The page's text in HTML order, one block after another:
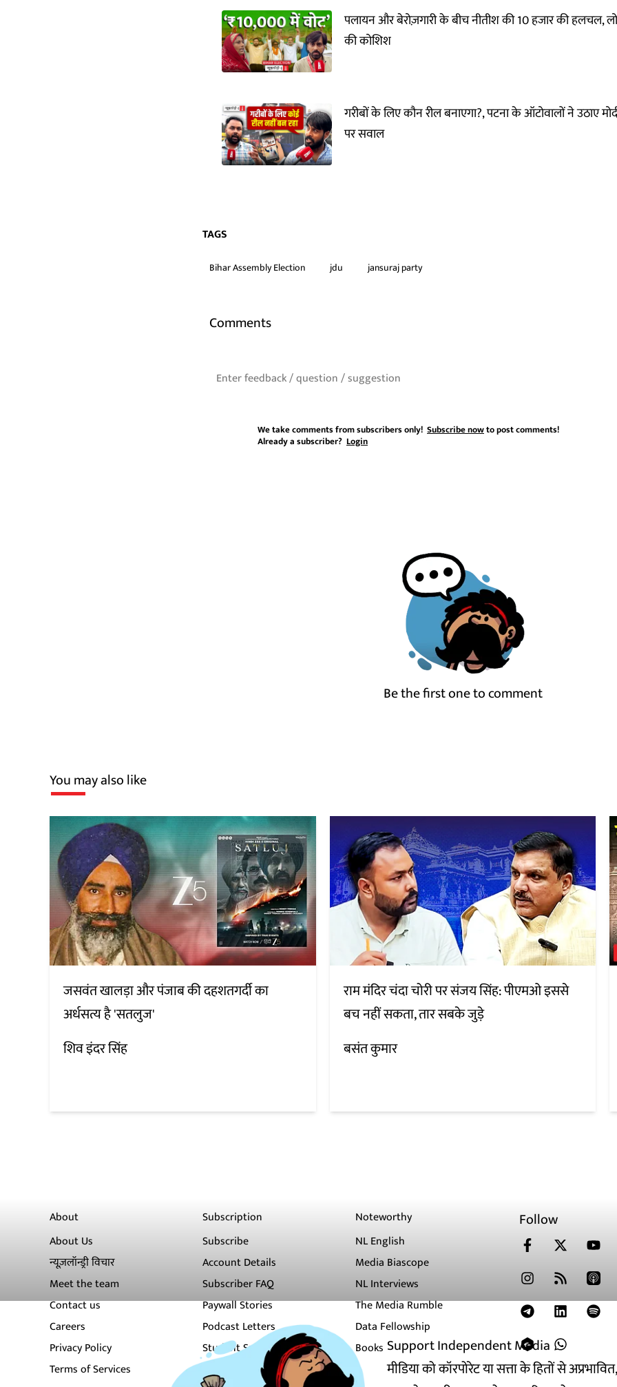
Support Independent Media
मीडिया को कॉरपोरेट या सत्ता के हितों से
पलायन और बेरोज़गारी के बीच नीतीश की 10 हजार की हलचल,
की कोशिश
गरीबों के लिए कौन रील बनाएगा?, पटना के ऑटोवालों ने उठाए
पर सवाल
TAGS
Bihar Assembly Election jdu jansuraj party
Comments
We take comments from subscribers only! Subscribe nowto post comments!
Already a subscriber? Login
Be the first one to comment
You may also like
जसवंत खालड़ा और पंजाब की दहशतगर्दी का
अर्धसत्य है 'सतलुज'
शिव इंदर सिंह
राम मंदिर चंदा चोरी पर संजय सिंह: पीएमओ इससे
बच नहीं सकता, तार सबके जुड़े
बसंत कुमार
About
About Us
न्यूज़लॉन्ड्री विचार
Meet the team
Contact us
Careers
Privacy Policy
Terms of Services
Subscription
Subscribe
Account Details
Subscriber FAQ
Paywall Stories
Podcast Letters
Student Subscription
Newsletters
Noteworthy
NL English
Media Biascope
NL Interviews
The Media Rumble
Data Fellowship
Books
Follow